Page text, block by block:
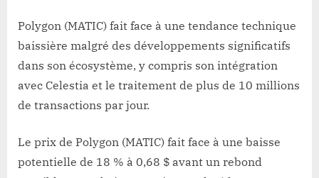
Polygon (MATIC) fait face à une tendance technique
baissière malgré des développements significatifs
dans son écosystème, y compris son intégration
avec Celestia et le traitement de plus de 10 millions
de transactions par jour.
Le prix de Polygon (MATIC) fait face à une baisse
potentielle de 18 % à 0,68 $ avant un rebond